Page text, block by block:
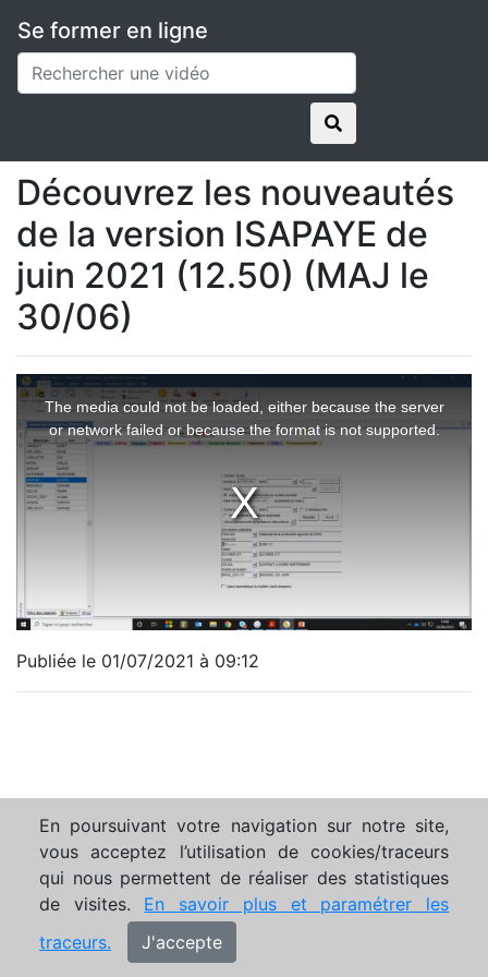
Se former en ligne
Applications ISAPAYE
Découvrez les nouveautés de la version ISAPAYE
Découvrez les nouveautés
de la version ISAPAYE de
juin 2021 (12.50) (MAJ le
30/06)
Publiée le 01/07/2021 à 09:12
Mentions légales
En poursuivant votre navigation sur notre site,
vous acceptez l’utilisation de cookies/traceurs
qui nous permettent de réaliser des statistiques
de visites. En savoir plus et paramétrer les
traceurs.
J'accepte